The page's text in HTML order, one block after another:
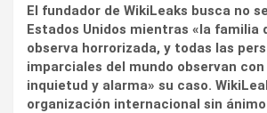
El fundador de WikiLeaks busca no
Estados Unidos mientras «la familia
observa horrorizada, y todas las
imparciales del mundo observan
inquietud y alarma» su caso.
organización internacional sin